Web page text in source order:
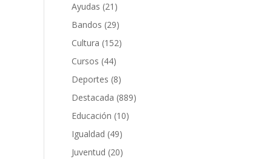
Ayudas (21)
Bandos (29)
Cultura (152)
Cursos (44)
Deportes (8)
Destacada (889)
Educación (10)
Igualdad (49)
Juventud (20)